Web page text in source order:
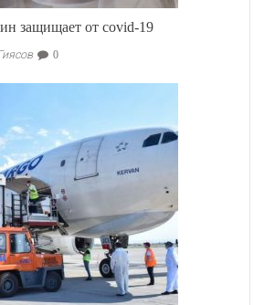
защищает от covid-19
0